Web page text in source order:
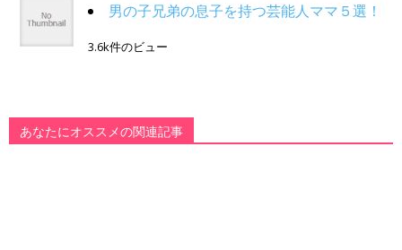
男の子兄弟の息子を持つ芸能人ママ５選！
3.6k件のビュー
あなたにオススメの関連記事